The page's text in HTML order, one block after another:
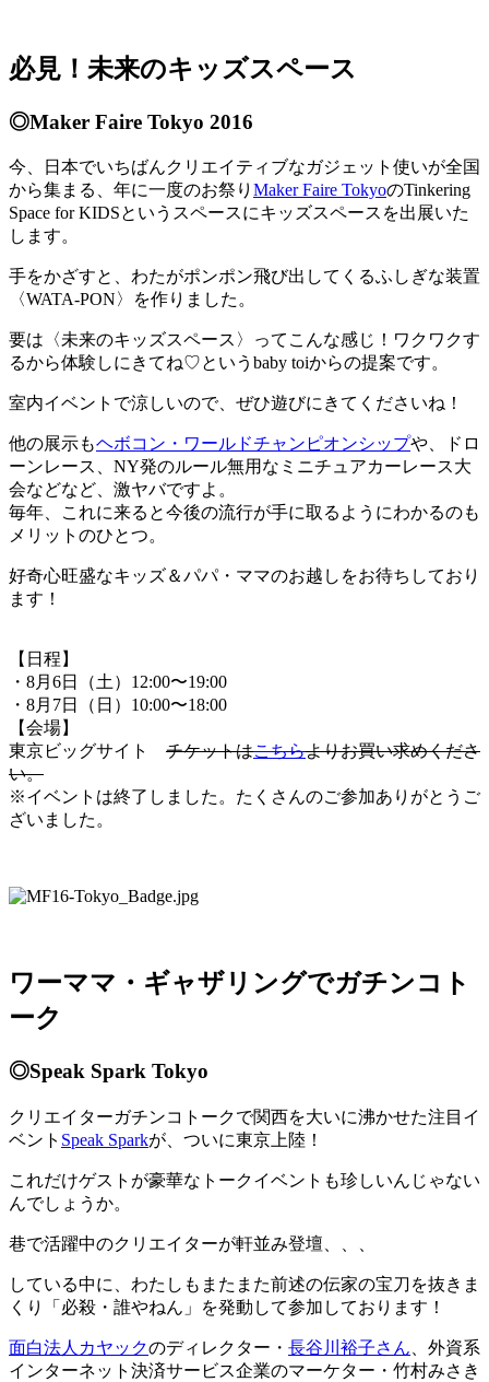
必見！未来のキッズスペース
◎Maker Faire Tokyo 2016
今、日本でいちばんクリエイティブなガジェット使いが全国
から集まる、年に一度のお祭り Maker Faire TokyoのTinkering
Space for KIDSというスペースにキッズスペースを出展いた
します。
手をかざすと、わたがポンポン飛び出してくるふしぎな装置
〈WATA-PON〉を作りました。
要は〈未来のキッズスペース〉ってこんな感じ！ワクワクす
るから体験しにきてね♡というbaby toiからの提案です。
室内イベントで涼しいので、ぜひ遊びにきてくださいね！
他の展示もヘボコン・ワールドチャンピオンシップや、ドロ
ーンレース、NY発のルール無用なミニチュアカーレース大
会などなど、激ヤバですよ。
毎年、これに来ると今後の流行が手に取るようにわかるのも
メリットのひとつ。
好奇心旺盛なキッズ＆パパ・ママのお越しをお待ちしており
ます！
【日程】
・8月6日（土）12:00〜19:00
・8月7日（日）10:00〜18:00
【会場】
東京ビッグサイト チケットはこちらよりお買い求めくださ
い。
※イベントは終了しました。たくさんのご参加ありがとうご
ざいました。
ワーママ・ギャザリングでガチンコト
ーク
◎Speak Spark Tokyo
クリエイターガチンコトークで関西を大いに沸かせた注目イ
ベント Speak Sparkが、ついに東京上陸！
これだけゲストが豪華なトークイベントも珍しいんじゃない
んでしょうか。
巷で活躍中のクリエイターが軒並み登壇、、、
している中に、わたしもまたまた前述の伝家の宝刀を抜きま
くり「必殺・誰やねん」を発動して参加しております！
面白法人カヤックのディレクター・ 長谷川裕子さん 、外資系
インターネット決済サービス企業のマーケター・竹村みさき